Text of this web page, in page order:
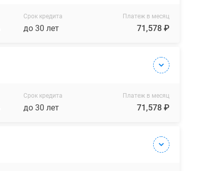
Срок кредита
до 30 лет
Платеж в месяц
71,578 ₽
Срок кредита
до 30 лет
Платеж в месяц
71,578 ₽